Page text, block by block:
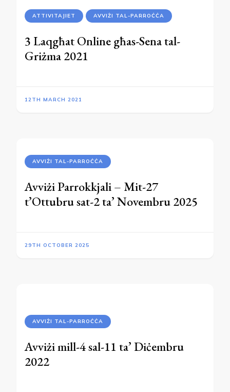
ATTIVITAJIET AVVIŻI TAL-PARROĊĊA
3 Laqgħat Online għas-Sena tal-
Griżma 2021
12TH MARCH 2021
AVVIŻI TAL-PARROĊĊA
Avviżi Parrokkjali – Mit-27
t’Ottubru sat-2 ta’ Novembru 2025
29TH OCTOBER 2025
AVVIŻI TAL-PARROĊĊA
Avviżi mill-4 sal-11 ta’ Diċembru
2022